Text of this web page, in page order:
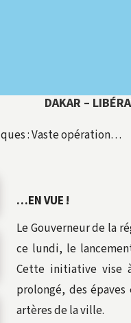
DAKAR –
: Vaste opération…
…EN VUE !
Le Gouverneur de la
ce lundi, le
Cette initiative vise
prolongé, des
artères de la ville.